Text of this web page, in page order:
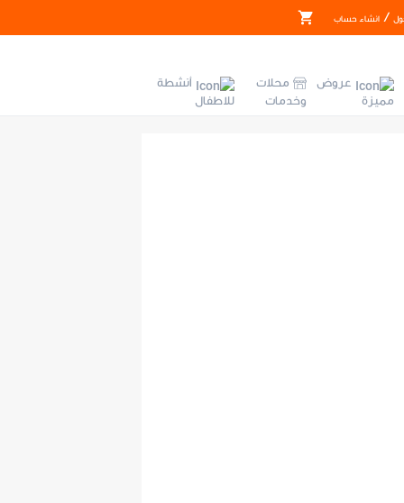
/ انشاء حساب
عروض
مميزة
محلات
وخدمات
أنشطة
للاطفال